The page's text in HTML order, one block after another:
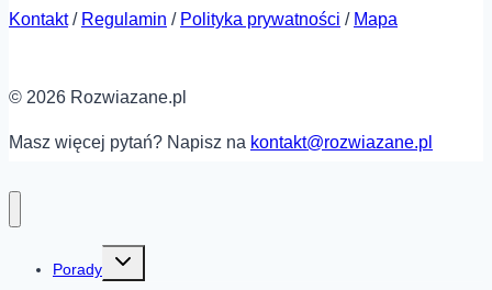
Kontakt/ Regulamin / Polityka prywatności / Mapa
© 2026 Rozwiazane.pl
Masz więcej pytań? Napisz na kontakt@rozwiazane.pl
Porady
Przełącz